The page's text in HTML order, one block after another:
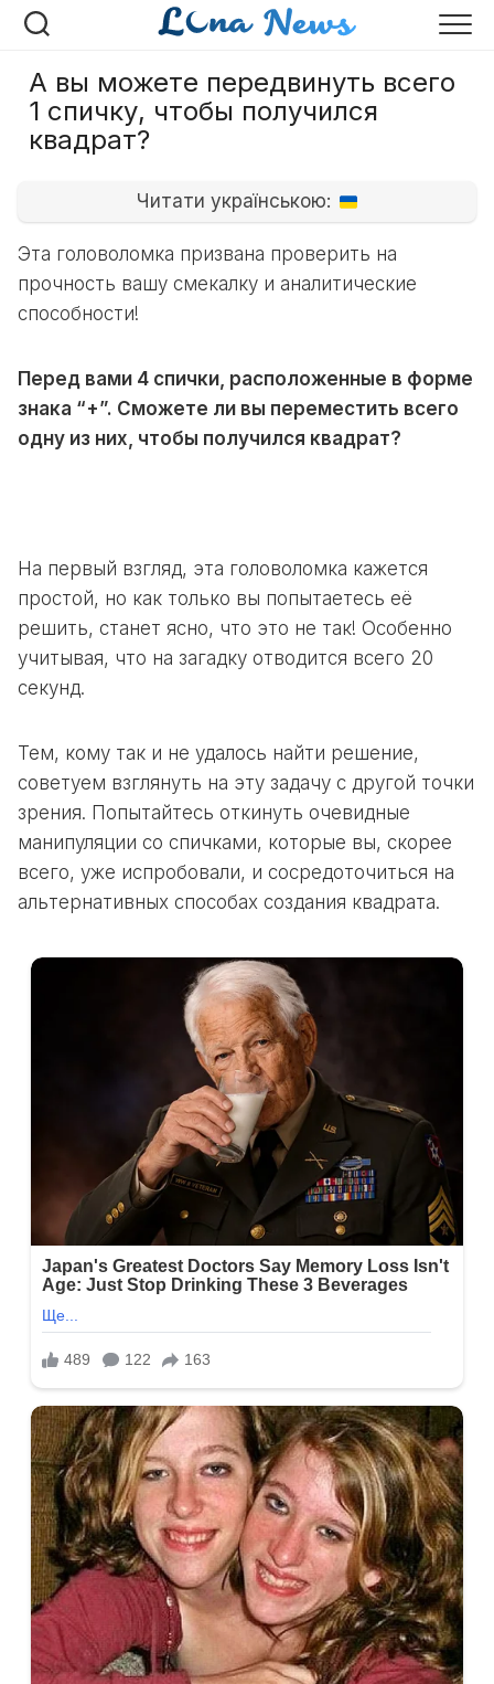
Перейти
А вы можете передвинуть всего
1 спичку, чтобы получился
квадрат?
Читати українською:
Эта головоломка призвана проверить на
прочность вашу смекалку и аналитические
способности!
Перед вами 4 спички, расположенные в форме
знака “+”. Сможете ли вы переместить всего
одну из них, чтобы получился квадрат?
На первый взгляд, эта головоломка кажется
простой, но как только вы попытаетесь её
решить, станет ясно, что это не так! Особенно
учитывая, что на загадку отводится всего 20
секунд.
Тем, кому так и не удалось найти решение,
советуем взглянуть на эту задачу с другой точки
зрения. Попытайтесь откинуть очевидные
манипуляции со спичками, которые вы, скорее
всего, уже испробовали, и сосредоточиться на
альтернативных способах создания квадрата.